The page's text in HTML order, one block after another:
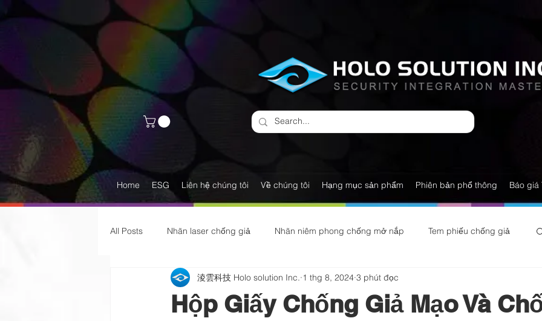
Home ESG Liên hệ chúng tôi Về chúng tôi Hạng mục sản phẩm Phiên bản phổ thông Báo giá
All Posts Nhãn laser chống giả Nhãn niêm phong chống mở nắp Tem phiếu chống giả
Bảo mật tài liệu Bao bì chống giả Bảng ghi tên Dập nổi vàng lá
Hộp Giấy Chống Giả Mạo Và
淩雲科技 Holo solution Inc. 1 thg 8, 2024 3 phút đọc